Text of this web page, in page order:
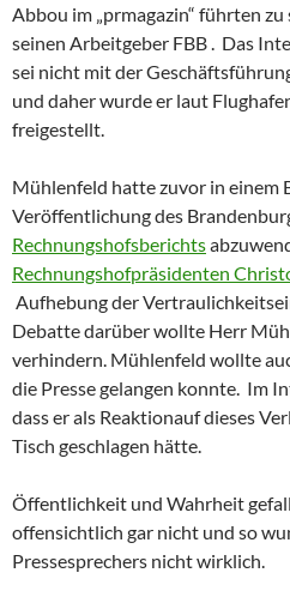
Abbou im „prmagazin“ führten
seinen Arbeitgeber FBB . Das
sei nicht mit der
und daher wurde er laut
freigestellt.
Mühlenfeld hatte zuvor in einem
Veröffentlichung des
Rechnungshofsberichts
Rechnungshofpräsidenten
Aufhebung der
Debatte darüber wollte Herr
verhindern. Mühlenfeld wollte
die Presse gelangen konnte. Im
dass er als Reaktionauf dieses
Tisch geschlagen hätte.
Öffentlichkeit und Wahrheit
offensichtlich gar nicht und so
Pressesprechers nicht wirklich.